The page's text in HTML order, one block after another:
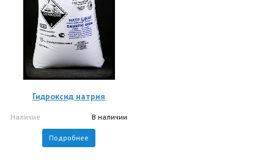
Гидроксид натрия
Наличие В наличии
Подробнее